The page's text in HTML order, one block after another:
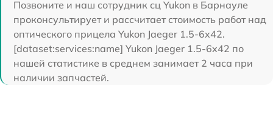
Позвоните и наш сотрудник сц Yukon в Барнауле
проконсультирует и рассчитает стоимость работ над
оптического прицела Yukon Jaeger 1.5-6x42.
[dataset:services:name] Yukon Jaeger 1.5-6x42 по
нашей статистике в среднем занимает 2 часа при
наличии запчастей.